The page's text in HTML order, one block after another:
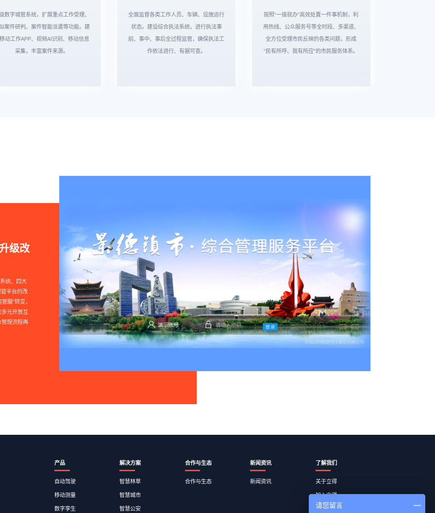
数字城管系统，扩展重点工作受理、
案件研判、案件智能派遣等功能。建
动工作APP、视频AI识别、移动信息
采集，丰富案件来源。
全面监督各类工作人员、车辆、设施运行
状态。建设综合执法系统，进行执法事
前、事中、事后全过程监管，确保执法工
作依法进行、有据可查。
按照“一接就办”高效处置一件事机制，利
用热线、公众服务号等全时段、多渠道、
全方位受理市民反映的各类问题，形成
“民有所呼、我有所应”的市民服务体系。
级改
统、四大
平台的改
服”转变，
多元开放互
管理流程再
产品
自动驾驶
移动测量
数字孪生
解决方案
智慧林草
智慧城市
智慧公安
合作与生态
合作与生态
新闻资讯
新闻资讯
了解我们
关于立得
加入立得
员工查询
请您留言